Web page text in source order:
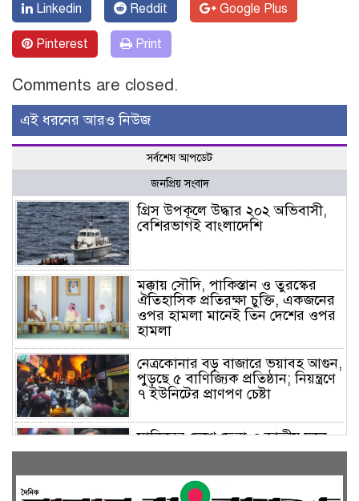
Linkedin Reddit Google Plus
Pinterest Print
Comments are closed.
এই ধরনের আরও নিউজ
সর্বশেষ আপডেট
জনপ্রিয় সংবাদ
গ্রিস উপকূলে উদ্ধার ২০২ অভিবাসী,
বেশিরভাগই বাংলাদেশি
মক্কায় সৌদি, পাকিস্তান ও তুরস্কের
ঐতিহাসিক প্রতিরক্ষা চুক্তি, একজনের
ওপর হামলা মানেই তিন দেশের ওপর
হামলা
নেত্রকোনার বড় বাজারে ভয়াবহ আগুন,
পুড়ছে ৫ বাণিজ্যিক প্রতিষ্ঠান; নিয়ন্ত্রণে
৭ ইউনিটের প্রাণপণ চেষ্টা
সাকিবের দেশে ফেরা ও জাতীয় দলে
ফেরার সম্ভাবনা নেই, ইঙ্গিত ক্রীড়া